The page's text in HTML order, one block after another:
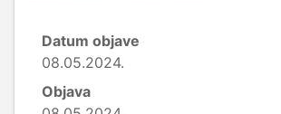
Datum objave
08.05.2024.
Objava